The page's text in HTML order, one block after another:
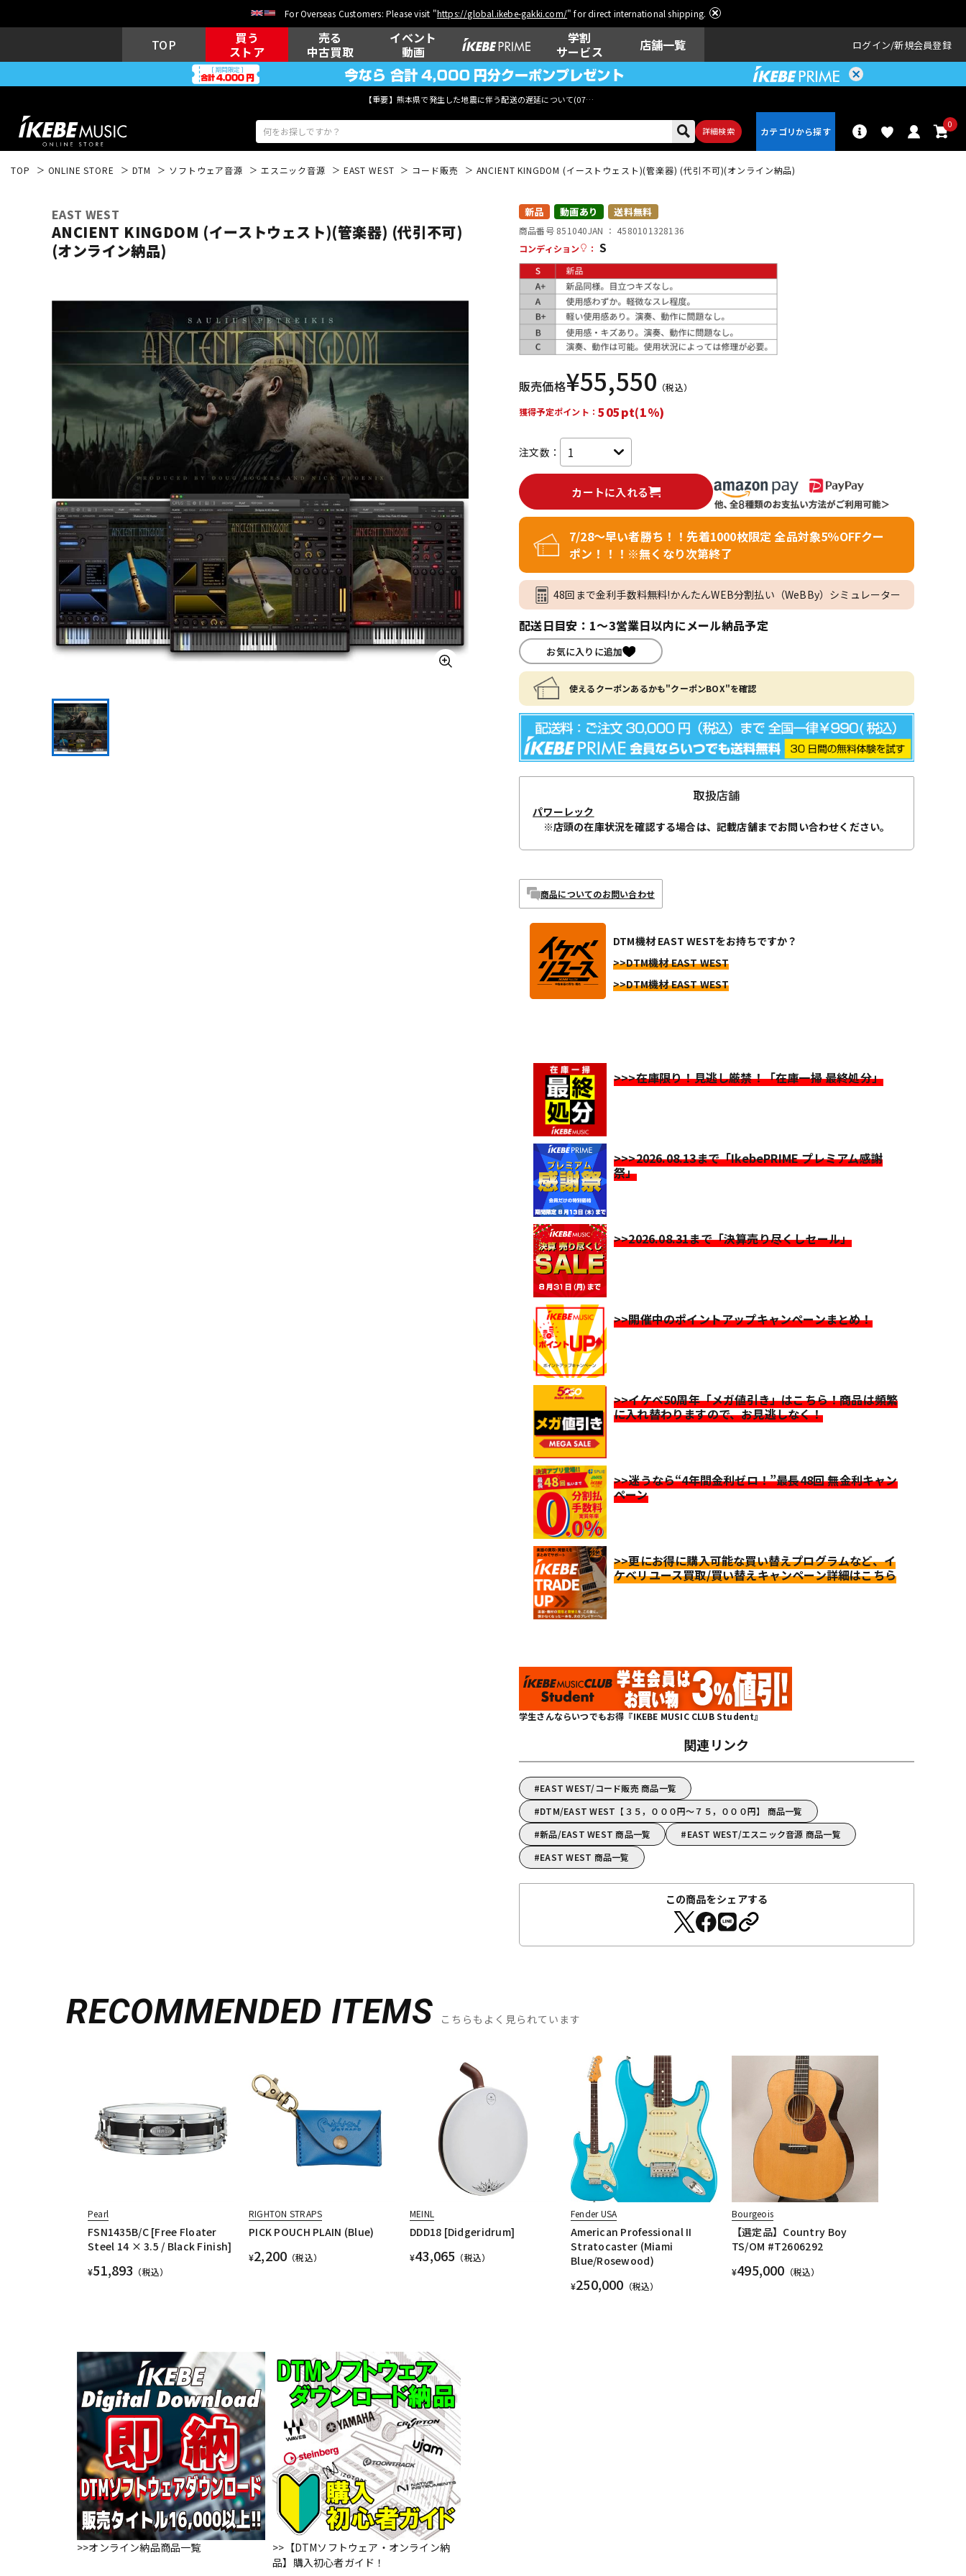
For Overseas Customers: Please visit "https://global.ikebe-gakki.com/" for direct international shipping.
TOP
買う
ストア
売る
中古買取
イベント
動画
学割
サービス
店舗一覧 ログイン 新規会員登録
【重要】熊本県で発生した地震に伴う配送の遅延について(07月29日
詳細検索
0
ウクレレ
その他楽器
DJ機器 DTM DTM オンラ レコーディン
グ機器
配信/ライブ
機器
中古 ヴィンテージ
TOP ONLINE STORE DTM ソフトウェア音源 エスニック音源 EAST WEST コード販売 ANCIENT KINGDOM (イーストウェスト)(管楽器) (代引不可)(オンライン納品)
EAST WEST
ANCIENT KINGDOM (イーストウェスト)(管楽器) (代引不可)
(オンライン納品)
新品 動画あり 送料無料
商品番号 851040JAN ： 4580101328136
コンディション
： S
販売価格¥55,550 （税込）
獲得予定ポイント： 505pt(1%)
注文数：
カートに入れる
7/28～早い者勝ち！！先着1000枚限定 全品対象5％OFFクー
ポン！！！※無くなり次第終了
48回まで金利手数料無料!かんたんWEB分割払い（WeBBy）シミュレーター
配送日目安：1～3営業日以内にメール納品予定
お気に入りに追加
使えるクーポンあるかも"クーポンBOX"を確認
取扱店舗
パワーレック
※店頭の在庫状況を確認する場合は、記載店舗までお問い合わせください。
商品についてのお問い合わせ
DTM機材 EAST WESTをお持ちですか？
>>DTM機材 EAST WEST
>>DTM機材 EAST WEST
>>>在庫限り！見逃し厳禁！「在庫一掃 最終処分」
>>>2026.08.13まで「IkebePRIME プレミアム感謝
祭」
>>2026.08.31まで「決算売り尽くしセール」
>>開催中のポイントアップキャンペーンまとめ！
>>イケベ50周年「メガ値引き」はこちら！商品は頻繁
に入れ替わりますので、お見逃しなく！
>>迷うなら“4年間金利ゼロ！”最長48回 無金利キャン
ペーン
>>更にお得に購入可能な買い替えプログラムなど、イ
ケベリユース買取/買い替えキャンペーン詳細はこちら
学生さんならいつでもお得『IKEBE MUSIC CLUB Student』
関連リンク
EAST WEST/コード販売 商品一覧
DTM/EAST WEST【３５，０００円～７５，０００円】 商品一覧
新品/EAST WEST 商品一覧
EAST WEST/エスニック音源 商品一覧
EAST WEST 商品一覧
この商品をシェアする
RECOMMENDED ITEMS こちらもよく見られています
Pearl
FSN1435B/C [Free Floater
Steel 14 × 3.5 / Black Finish]
¥51,893 （税込）
RIGHTON STRAPS
PICK POUCH PLAIN (Blue)
¥2,200 （税込）
MEINL
DDD18 [Didgeridrum]
¥43,065 （税込）
Fender USA
American Professional II
Stratocaster (Miami
Blue/Rosewood)
¥250,000 （税込）
Bourgeois
【選定品】Country Boy
TS/OM #T2606292
¥495,000 （税込）
>>オンライン納品商品一覧
>>【DTMソフトウェア・オンライン納
品】購入初心者ガイド！